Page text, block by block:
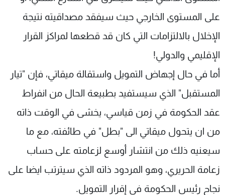
على المستوى الخارجي حيث سيفقد مصداقيته نتيجة
الإخلال بالالتزامات التي كان قد قطعها لمراكز القرار
الإقليمي والدولي!
أما في حال إجهاض التمويل واستقالة ميقاتي، فإن "تيار
المستقبل" الذي سيستفيد بطبيعة الحال من انفراط
عقد الحكومة في زمن قياسي، يخشى في الوقت ذاته
من ان يتحول ميقاتي الى "بطل" في طائفته، مع ما
سيعنيه ذلك من انتشار أوسع لزعامته على حساب
زعامة الحريري، وهو المردود ذاته الذي سيترتب ايضا على
نجاح رئيس الحكومة في إقرار التمويل.